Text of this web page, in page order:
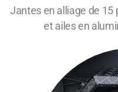
Jantes en alliage de 15
et ailes en